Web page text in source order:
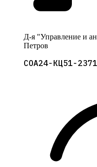
Д-я "Управление и
Петров
СОА24-КЦ51-